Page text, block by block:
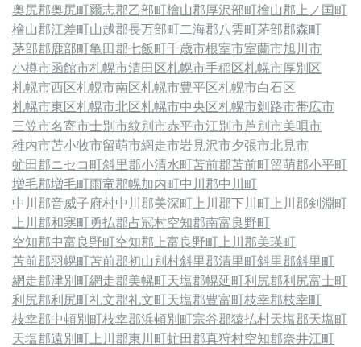
奥尻郡奥尻町爾志郡乙部町檜山郡厚沢部町檜山郡上ノ国町
檜山郡江差町山越郡長万部町二海郡八雲町茅部郡森町
茅部郡鹿部町亀田郡七飯町千歳市根室市室蘭市旭川市
小樽市函館市札幌市清田区札幌市手稲区札幌市厚別区
札幌市西区札幌市南区札幌市豊平区札幌市白石区
札幌市東区札幌市北区札幌市中央区札幌市釧路市帯広市
三笠市名寄市士別市紋別市赤平市江別市芦別市美唄市
稚内市苫小牧市留萌市網走市岩見沢市夕張市北見市
虻田郡ニセコ町斜里郡小清水町苫前郡苫前町留萌郡小平町
増毛郡増毛町雨竜郡幌加内町中川郡中川町
中川郡音威子府村中川郡美深町 上川郡下川町 上川郡剣淵町
上川郡和寒町勇払郡占冠村空知郡南富良野町
空知郡中富良野町空知郡上富良野町 上川郡美瑛町
苫前郡羽幌町苫前郡初山別村斜里郡清里町斜里郡斜里町
網走郡津別町網走郡美幌町天塩郡幌延町利尻郡利尻富士町
利尻郡利尻町礼文郡礼文町天塩郡豊富町枝幸郡枝幸町
枝幸郡中頓別町枝幸郡浜頓別町宗谷郡猿払村天塩郡天塩町
天塩郡遠別町 上川郡東川町虻田郡真狩村空知郡奈井江町